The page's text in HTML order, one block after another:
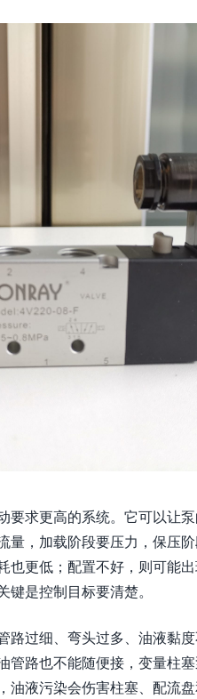
求更高的系统。它可以让泵
量，加载阶段要压力，保压
也更低；配置不好，则可能
是控制目标要清楚。
过细、弯头过多、油液黏
路也不能随便接，变量柱
液污染会伤害柱塞、配流